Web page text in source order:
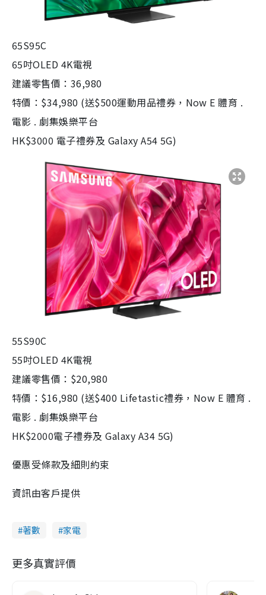
65S95C
65吋OLED 4K電視
建議零售價：36,980
特價：$34,980 (送$500運動用品禮券，Now E 體育 .
電影 . 劇集娛樂平台
HK$3000 電子禮券及 Galaxy A54 5G)
55S90C
55吋OLED 4K電視
建議零售價：$20,980
特價：$16,980 (送$400 Lifetastic禮券，Now E 體育 .
電影 . 劇集娛樂平台
HK$2000電子禮券及 Galaxy A34 5G)
優惠受條款及細則約束
資訊由客戶提供
著數 家電
更多真實評價